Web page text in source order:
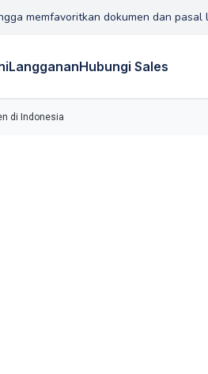
memfavoritkan dokumen dan pasal
LanggananHubungi Sales
di Indonesia